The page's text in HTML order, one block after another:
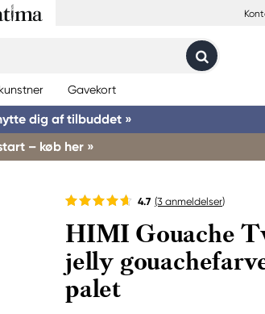
Gavekort
dig af tilbuddet »
– køb her »
4.7 (3 anmeldelser)
HIMI Gouache
jelly
palet